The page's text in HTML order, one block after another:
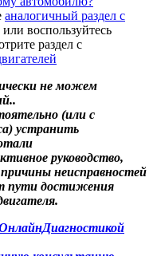
аналогичный раздел с
воспользуйтесь
раздел с
не можем
.
(или с
устранить
руководство,
неисправностей
пути достижения